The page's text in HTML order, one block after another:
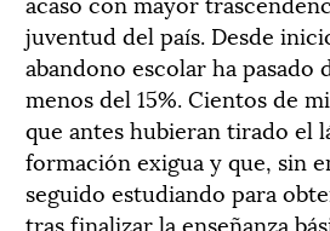
juventud del país. Desde
abandono escolar ha pasado
menos del 15%. Cientos de
que antes hubieran tirado el
formación exigua y que, sin
seguido estudiando para
tras finalizar la enseñanza